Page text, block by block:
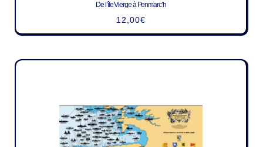
De l’île Vierge à Penmarc’h
12,00€